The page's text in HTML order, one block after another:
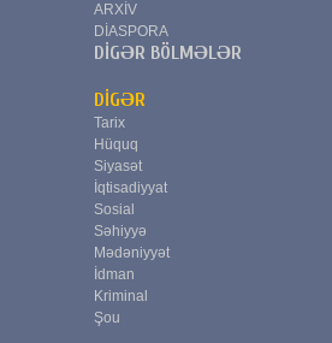
ARXİV
DİASPORA
DİGƏR BÖLMƏLƏR
DİGƏR
Tarix
Hüquq
Siyasət
İqtisadiyyat
Sosial
Səhiyyə
Mədəniyyət
İdman
Kriminal
Şou